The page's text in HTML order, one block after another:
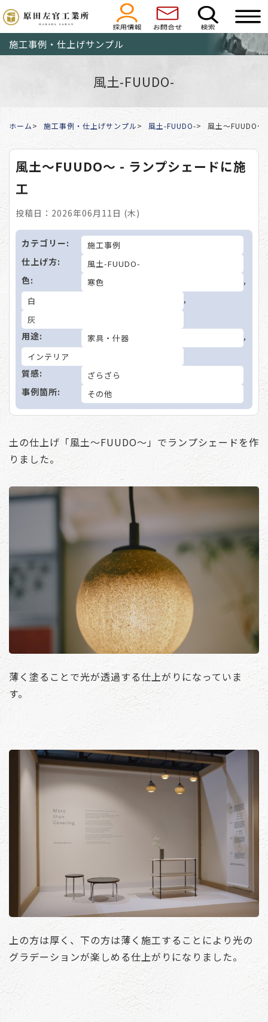
施工事例・仕上げサンプル
風土-FUUDO-
ホーム 施工事例・仕上げサンプル 風土-FUUDO- 風土〜FUUDO
風土〜FUUDO〜 - ランプシェードに施
工
投稿日：2026年06月11日 (木)
カテゴリー: 施工事例
仕上げ方: 風土-FUUDO-
色: 寒色 ,
白 ,
灰
用途: 家具・什器 ,
インテリア
質感: ざらざら
事例箇所: その他
土の仕上げ「風土〜FUUDO〜」でランプシェードを作
りました。
薄く塗ることで光が透過する仕上がりになっていま
す。
上の方は厚く、下の方は薄く施工することにより光の
グラデーションが楽しめる仕上がりになりました。